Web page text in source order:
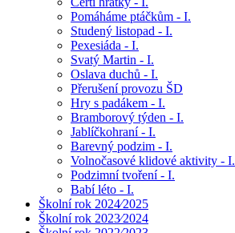
Pomáháme ptáčkům - I.
Studený listopad - I.
Pexesiáda - I.
Svatý Martin - I.
Oslava duchů - I.
Přerušení provozu ŠD
Hry s padákem - I.
Bramborový týden - I.
Jablíčkohraní - I.
Barevný podzim - I.
Volnočasové klidové aktivity - I.
Podzimní tvoření - I.
Babí léto - I.
Školní rok 2024⁄2025
Školní rok 2023⁄2024